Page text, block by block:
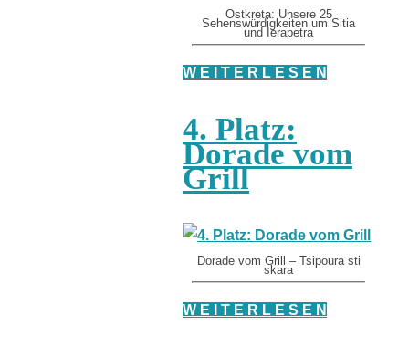
Ostkreta: Unsere 25
Sehenswürdigkeiten um Sitia
und Ierapetra
W E I T E R L E S E N
4. Platz:
Dorade vom
Grill
Dorade vom Grill – Tsipoura sti
skara
W E I T E R L E S E N